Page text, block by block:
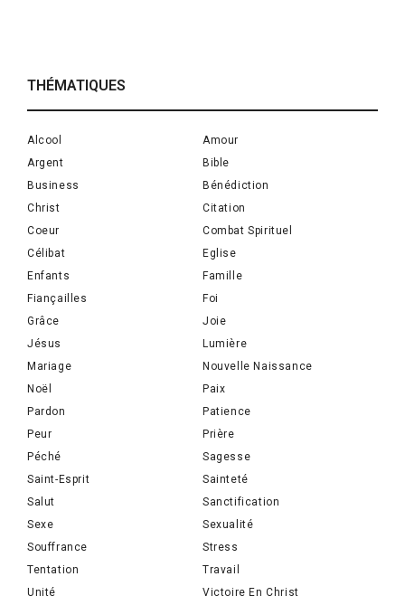
THÉMATIQUES
Alcool
Amour
Argent
Bible
Business
Bénédiction
Christ
Citation
Coeur
Combat Spirituel
Célibat
Eglise
Enfants
Famille
Fiançailles
Foi
Grâce
Joie
Jésus
Lumière
Mariage
Nouvelle Naissance
Noël
Paix
Pardon
Patience
Peur
Prière
Péché
Sagesse
Saint-Esprit
Sainteté
Salut
Sanctification
Sexe
Sexualité
Souffrance
Stress
Tentation
Travail
Unité
Victoire En Christ